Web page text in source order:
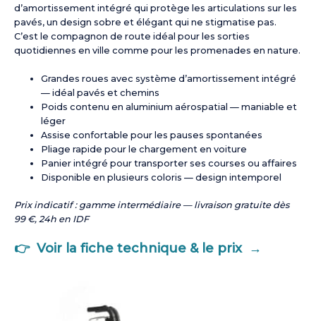
d’amortissement intégré qui protège les articulations sur les
pavés, un design sobre et élégant qui ne stigmatise pas.
C’est le compagnon de route idéal pour les sorties
quotidiennes en ville comme pour les promenades en nature.
Grandes roues avec système d’amortissement intégré
— idéal pavés et chemins
Poids contenu en aluminium aérospatial — maniable et
léger
Assise confortable pour les pauses spontanées
Pliage rapide pour le chargement en voiture
Panier intégré pour transporter ses courses ou affaires
Disponible en plusieurs coloris — design intemporel
Prix indicatif : gamme intermédiaire — livraison gratuite dès
99 €, 24h en IDF
👉 Voir la fiche technique & le prix →